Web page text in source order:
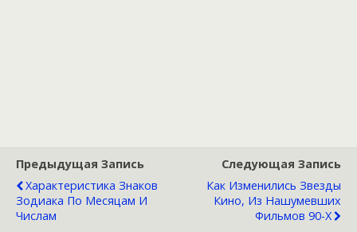
Предыдущая Запись
Характеристика Знаков
Зодиака По Месяцам И
Числам
Следующая Запись
Как Изменились Звезды
Кино, Из Нашумевших
Фильмов 90-Х